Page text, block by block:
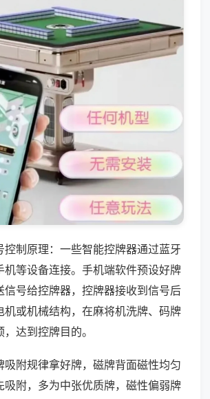
控制原理：一些智能控牌器通过蓝牙
机等设备连接。手机端软件预设好牌
信号给控牌器，控牌器接收到信号后
机或机械结构，在麻将机洗牌、码牌
达到控牌目的。
吸附规律拿好牌，磁牌背面磁性均匀
吸附，多为中张优质牌，磁性偏弱牌